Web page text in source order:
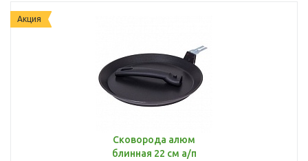
Акция
Сковорода алюм
блинная 22 см а/п